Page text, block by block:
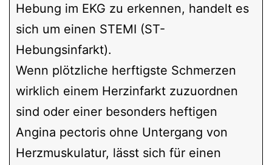
Hebung im EKG zu erkennen, handelt es
sich um einen STEMI (ST-
Hebungsinfarkt).
Wenn plötzliche herftigste Schmerzen
wirklich einem Herzinfarkt zuzuordnen
sind oder einer besonders heftigen
Angina pectoris ohne Untergang von
Herzmuskulatur, lässt sich für einen